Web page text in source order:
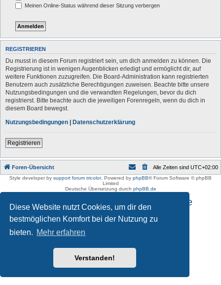
Diese Website nutzt Cookies, um dir den
bestmöglichen Komfort bei der Nutzung zu
bieten. Mehr erfahren
Verstanden!
Meinen Online-Status während dieser Sitzung verbergen
REGISTRIEREN
Du musst in diesem Forum registriert sein, um dich anmelden zu können. Die
Registrierung ist in wenigen Augenblicken erledigt und ermöglicht dir, auf
weitere Funktionen zuzugreifen. Die Board-Administration kann registrierten
Benutzern auch zusätzliche Berechtigungen zuweisen. Beachte bitte unsere
Nutzungsbedingungen und die verwandten Regelungen, bevor du dich
registrierst. Bitte beachte auch die jeweiligen Forenregeln, wenn du dich in
diesem Board bewegst.
Nutzungsbedingungen | Datenschutzerklärung
Registrieren
Foren-Übersicht Alle Zeiten sind UTC+02:00
Style developer by support forum tricolor, Powered by phpBB® Forum Software © phpBB
Limited
Deutsche Übersetzung durch phpBB.de
Impressum und Datenschutzhinweise